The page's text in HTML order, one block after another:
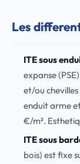
Les
ITE sous
expanse
et/ou
enduit arme
€/m².
ITE sous
bois) est fixe